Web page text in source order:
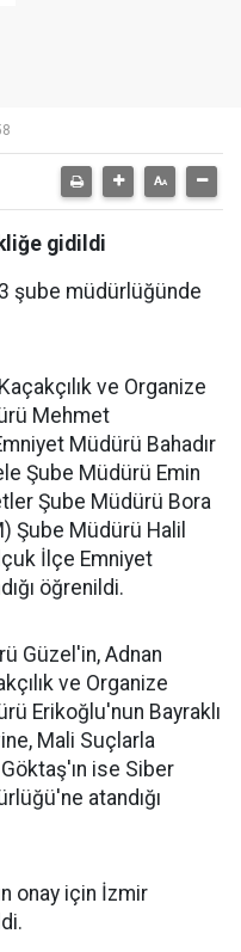
gidildi
şube müdürlüğünde
ve Organize
Mehmet
Müdürü Bahadır
Şube Müdürü Emin
Şube Müdürü Bora
Şube Müdürü Halil
İlçe Emniyet
öğrenildi.
Güzel'in, Adnan
ve Organize
Erikoğlu'nun Bayraklı
Mali Suçlarla
ise Siber
atandığı
onay için İzmir